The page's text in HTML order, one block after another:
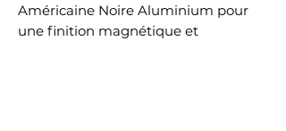
Américaine Noire Aluminium pour
une finition magnétique et